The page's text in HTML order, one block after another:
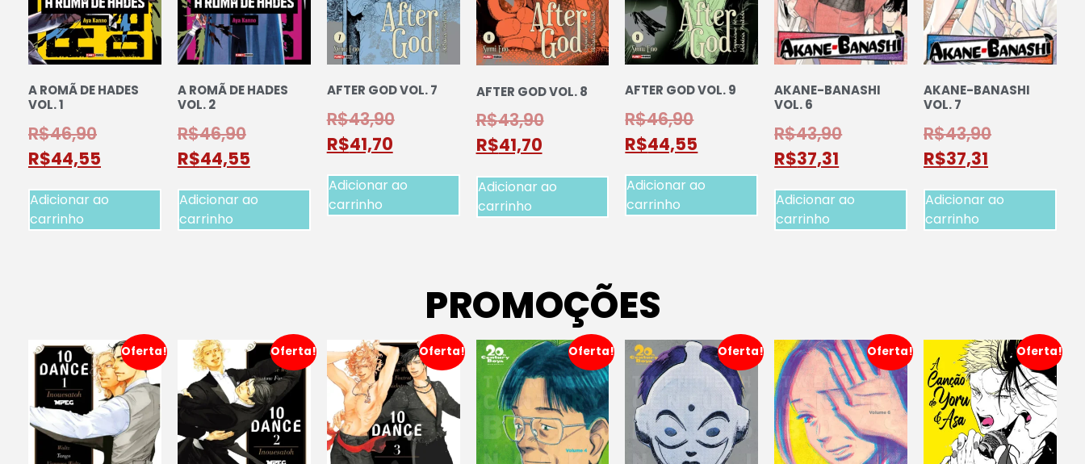
A ROMÃ DE HADES
VOL. 1
R$46,90
R$44,55
Adicionar ao
carrinho
A ROMÃ DE HADES
VOL. 2
R$46,90
R$44,55
Adicionar ao
carrinho
AFTER GOD VOL. 7
R$43,90
R$41,70
Adicionar ao
carrinho
AFTER GOD VOL. 8
R$43,90
R$41,70
Adicionar ao
carrinho
AFTER GOD VOL. 9
R$46,90
R$44,55
Adicionar ao
carrinho
AKANE-BANASHI
VOL. 6
R$43,90
R$37,31
Adicionar ao
carrinho
AKANE-BANASHI
VOL. 7
R$43,90
R$37,31
Adicionar ao
carrinho
PROMOÇÕES
Oferta! Oferta! Oferta! Oferta! Oferta! Oferta! Oferta!